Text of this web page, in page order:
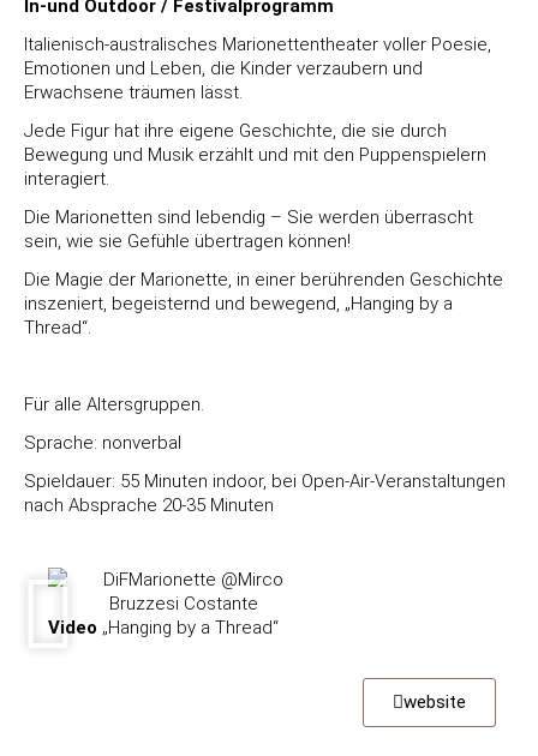
In-und Outdoor / Festivalprogramm
Italienisch-australisches Marionettentheater voller Poesie,
Emotionen und Leben, die Kinder verzaubern und
Erwachsene träumen lässt.
Jede Figur hat ihre eigene Geschichte, die sie durch
Bewegung und Musik erzählt und mit den Puppenspielern
interagiert.
Die Marionetten sind lebendig – Sie werden überrascht
sein, wie sie Gefühle übertragen können!
Die Magie der Marionette, in einer berührenden Geschichte
inszeniert, begeisternd und bewegend, „Hanging by a
Thread“.
Für alle Altersgruppen.
Sprache: nonverbal
Spieldauer: 55 Minuten indoor, bei Open-Air-Veranstaltungen
nach Absprache 20-35 Minuten
Video „Hanging by a Thread“
website